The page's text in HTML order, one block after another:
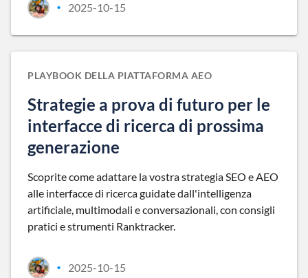
• 2025-10-15
PLAYBOOK DELLA PIATTAFORMA AEO
Strategie a prova di futuro per le
interfacce di ricerca di prossima
generazione
Scoprite come adattare la vostra strategia SEO e AEO
alle interfacce di ricerca guidate dall'intelligenza
artificiale, multimodali e conversazionali, con consigli
pratici e strumenti Ranktracker.
• 2025-10-15